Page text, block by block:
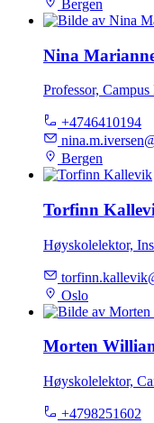
Bergen
Nina
Professor,
+4746410194
Bergen
Torfinn
Høyskolelektor,
Oslo
Morten
Høyskolelektor,
+4798251602